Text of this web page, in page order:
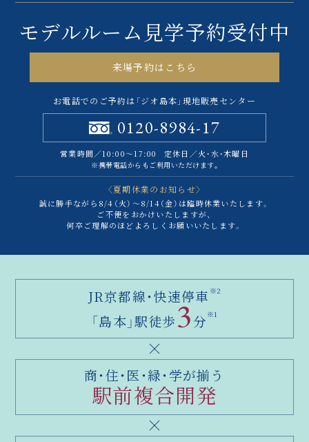
モデルルーム見学予約受付中
来場予約はこちら
お電話でのご予約は「ジオ島本」現地販売センター
0120-8984-17
営業時間／10:00～17:00 定休日／火・水・木曜日
※携帯電話からもご利用いただけます｡
〈夏期休業のお知らせ〉
誠に勝手ながら8/4（火）～8/14（金）は臨時休業いたします。
ご不便をおかけいたしますが、
何卒ご理解のほどよろしくお願いいたします。
JR京都線・快速停車 ※2
「島本」駅徒歩3分 ※1
商・住・医・緑・学が揃う
駅前複合開発